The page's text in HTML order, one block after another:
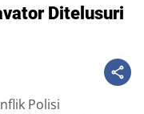
Ditelusuri
Polisi